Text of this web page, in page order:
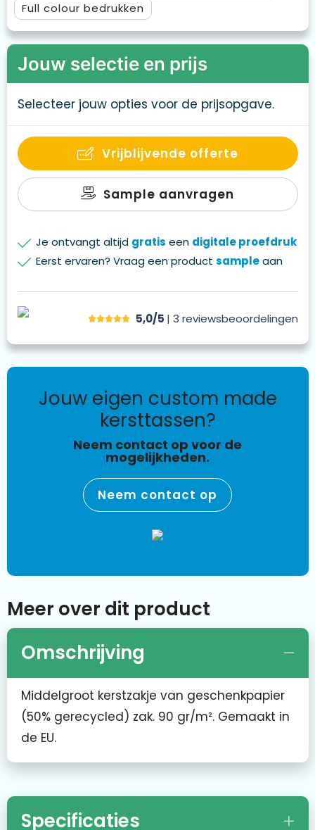
Full colour
Jouw selectie en prijs
Selecteer jouw opties voor de prijsopgave.
Vrijblijvende offerte
Sample aanvragen
Je ontvangt altijd gratis een digitale proefdruk
Eerst ervaren? Vraag een product sampleaan
5,0/5 | 3 reviewsbeoordelingen
jouw eigen custom made
kersttassen?
Neem contact op voor de
mogelijkheden.
Neem contact op
Meer over dit product
Omschrijving
Middelgroot kerstzakje van geschenkpapier
(50% gerecycled) zak. 90 gr/m². Gemaakt in
de EU.
Specificaties